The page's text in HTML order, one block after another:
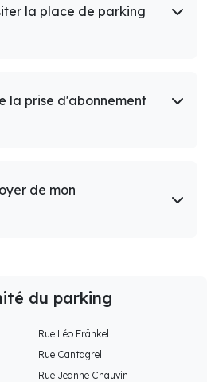
la place de parking
la prise d'abonnement
de mon
du parking
Rue Léo Fränkel
Rue Cantagrel
Rue Jeanne Chauvin